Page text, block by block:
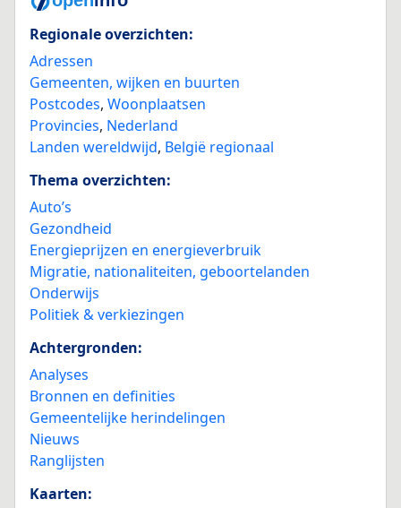
Regionale overzichten:
Adressen
Gemeenten, wijken en buurten
Postcodes, Woonplaatsen
Provincies, Nederland
Landen wereldwijd, België regionaal
Thema overzichten:
Auto’s
Gezondheid
Energieprijzen en energieverbruik
Migratie, nationaliteiten, geboortelanden
Onderwijs
Politiek & verkiezingen
Achtergronden:
Analyses
Bronnen en definities
Gemeentelijke herindelingen
Nieuws
Ranglijsten
Kaarten: